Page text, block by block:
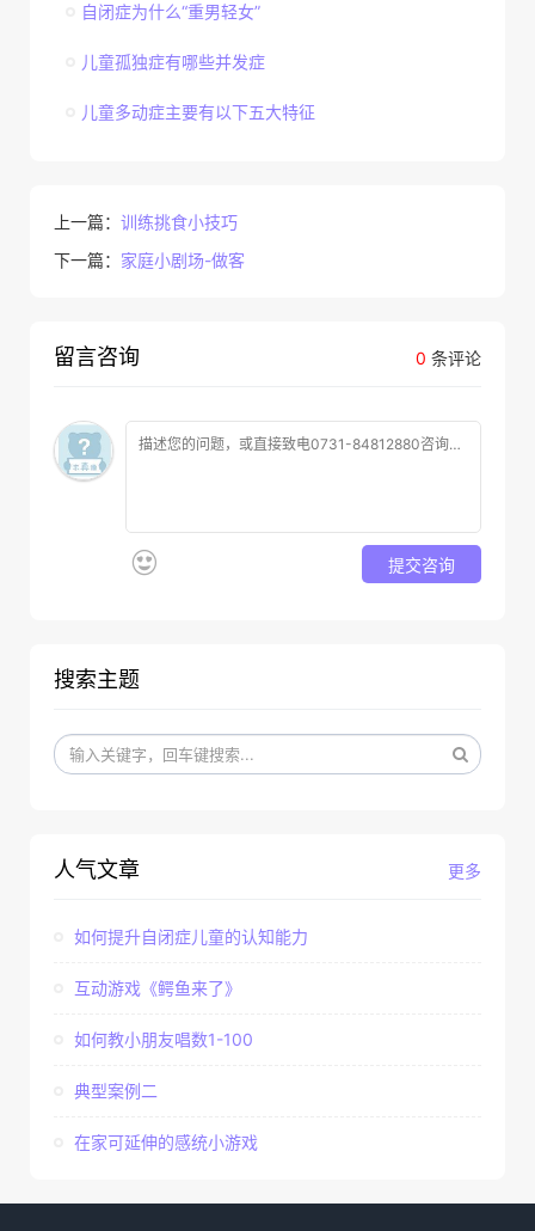
自闭症为什么“重男轻女”
儿童孤独症有哪些并发症
儿童多动症主要有以下五大特征
上一篇： 训练挑食小技巧
下一篇： 家庭小剧场-做客
0 条评论
留言咨询
提交咨询
搜索主题
更多
人气文章
如何提升自闭症儿童的认知能力
互动游戏《鳄鱼来了》
如何教小朋友唱数1-100
典型案例二
在家可延伸的感统小游戏